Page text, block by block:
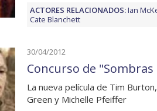
ACTORES RELACIONADOS:Ian
Cate Blanchett
30/04/2012
Concurso de
La nueva película de Tim
Green y Michelle Pfeiffer